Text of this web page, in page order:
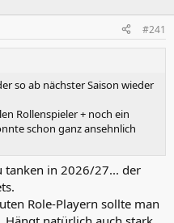
#241
so ab nächster Saison wieder
Rollenspieler + noch ein
schon ganz ansehnlich
tanken in 2026/27... der
Role-Playern sollte man